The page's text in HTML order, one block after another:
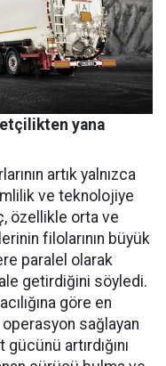
yana
artık yalnızca
ve teknolojiye
özellikle orta ve
filolarının büyük
para­lel olarak
getirdiğini söyledi.
göre en
sağlayan
artırdığını